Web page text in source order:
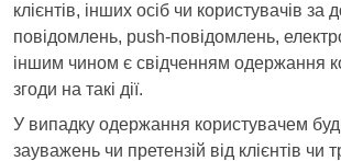
клієнтів, інших осіб чи користувачів
повідомлень, push-повідомлень,
іншим чином є свідченням одержання
згоди на такі дії.
У випадку одержання користувачем
зауважень чи претензій від клієнтів чи